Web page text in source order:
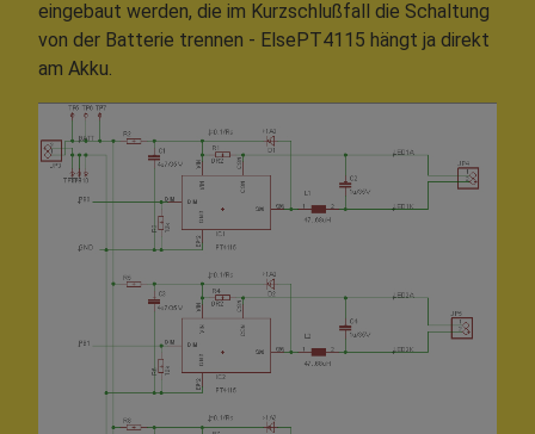
eingebaut werden, die im Kurzschlußfall die Schaltung
von der Batterie trennen - ElsePT4115 hängt ja direkt
am Akku.